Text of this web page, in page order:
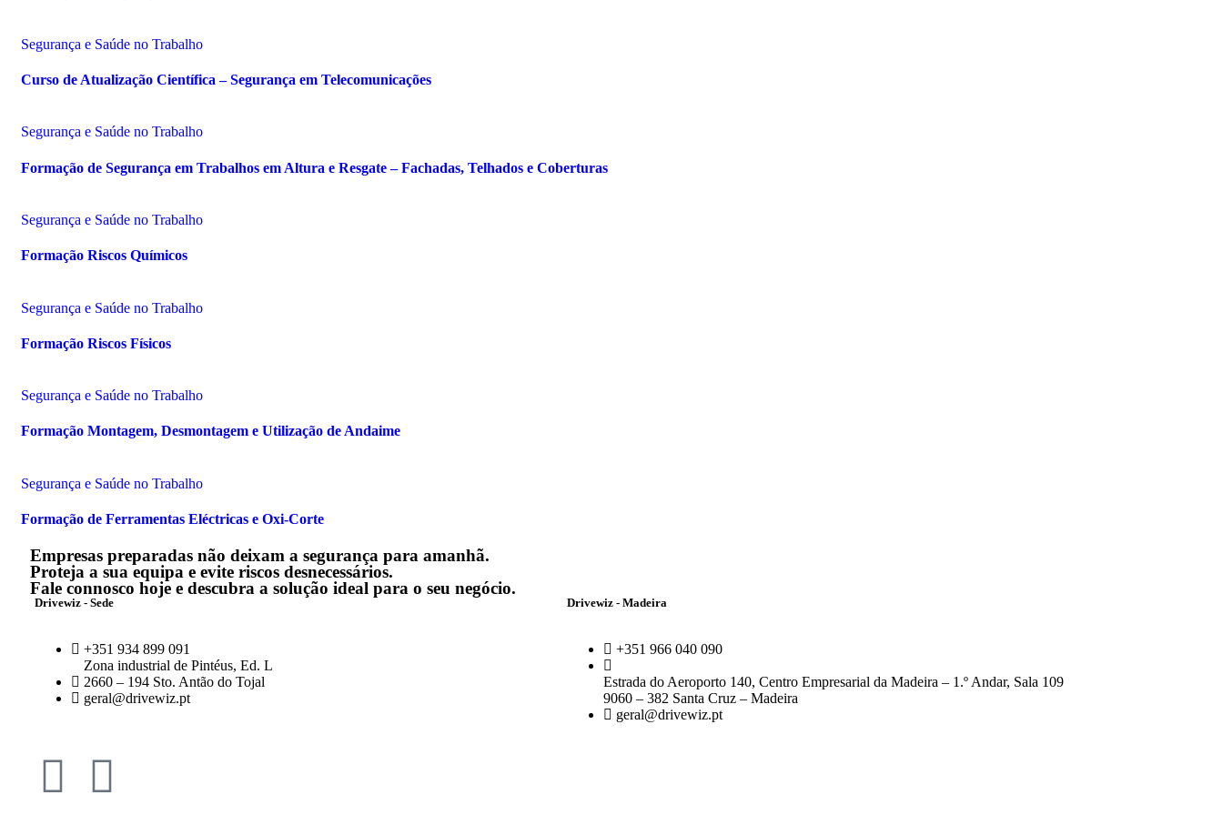
Segurança e Saúde no Trabalho
Curso de Atualização Científica – Segurança em Telecomunicações
Segurança e Saúde no Trabalho
Formação de Segurança em Trabalhos em Altura e Resgate – Fachadas, Telhados e Coberturas
Segurança e Saúde no Trabalho
Formação Riscos Químicos
Segurança e Saúde no Trabalho
Formação Riscos Físicos
Segurança e Saúde no Trabalho
Formação Montagem, Desmontagem e Utilização de Andaime
Segurança e Saúde no Trabalho
Formação de Ferramentas Eléctricas e Oxi-Corte
Empresas preparadas não deixam a segurança para amanhã.
Proteja a sua equipa e evite riscos desnecessários.
Fale connosco hoje e descubra a solução ideal para o seu negócio.
Drivewiz - Sede
+351 934 899 091
Zona industrial de Pintéus, Ed. L
2660 – 194 Sto. Antão do Tojal
geral@drivewiz.pt
Drivewiz - Madeira
+351 966 040 090
Estrada do Aeroporto 140, Centro Empresarial da Madeira – 1.º Andar, Sala 109
9060 – 382 Santa Cruz – Madeira
geral@drivewiz.pt